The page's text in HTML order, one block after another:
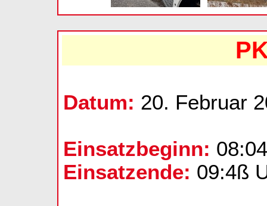
Datum: 20. Februar
Einsatzbeginn:
Einsatzende: 09:4ß